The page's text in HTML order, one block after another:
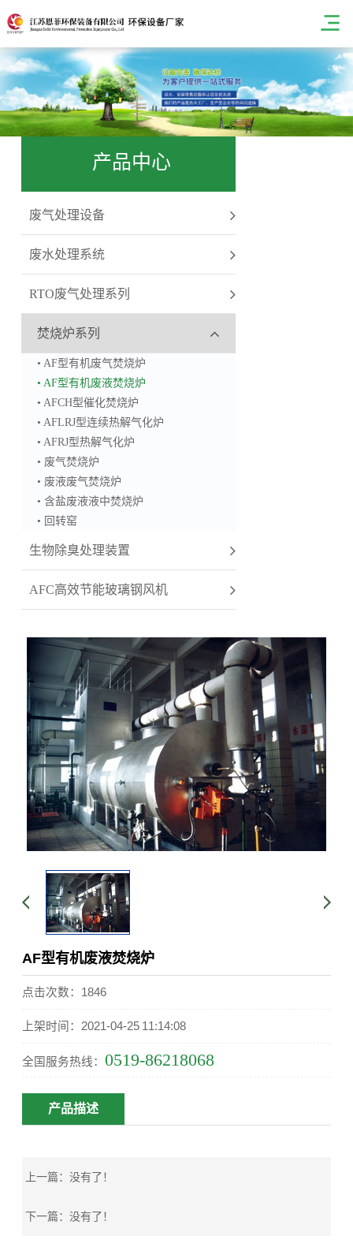
产品中心
废气处理设备
废水处理系统
RTO废气处理系列
焚烧炉系列
• AF型有机废气焚烧炉
• AF型有机废液焚烧炉
• AFCH型催化焚烧炉
• AFLRJ型连续热解气化炉
• AFRJ型热解气化炉
• 废气焚烧炉
• 废液废气焚烧炉
• 含盐废液液中焚烧炉
• 回转窑
生物除臭处理装置
AFC高效节能玻璃钢风机
AF型有机废液焚烧炉
点击次数：1846
上架时间：2021-04-25 11:14:08
全国服务热线：0519-86218068
产品描述
上一篇：没有了！
下一篇：没有了！